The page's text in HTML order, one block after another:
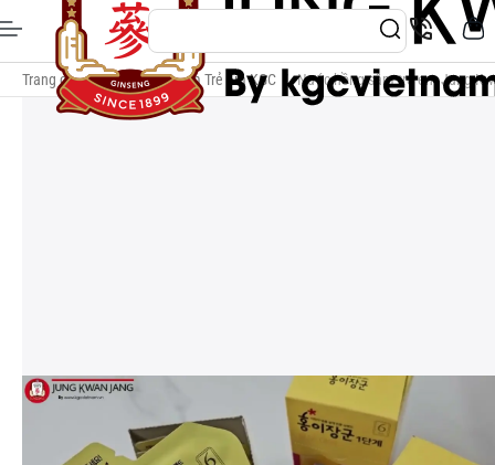
Trang chủ / Nước Hồng Sâm Trẻ Em KGC / Nước hồng sâm trẻ em Jung